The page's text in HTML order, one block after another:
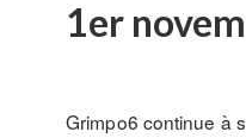
1er
Grimpo6 continue à